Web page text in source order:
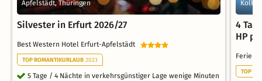
Apfelstädt, Thüringen
Silvester in Erfurt 2026/27
Best Western Hotel Erfurt-Apfelstädt
TOP ROMANTIKURLAUB 2023
5 Tage / 4 Nächte in verkehrsgünstiger Lage wenige Minuten
4
HP
Ferien
TOP